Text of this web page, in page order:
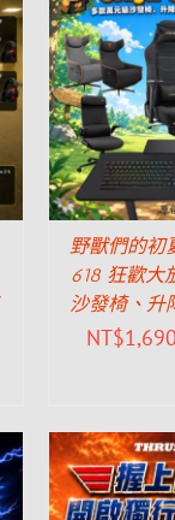
野獸們的初
618 狂歡大
沙發椅、升
NT$1,690